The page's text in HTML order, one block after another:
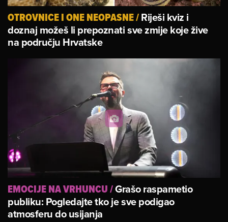
OTROVNICE I ONE NEOPASNE/Riješi kviz i
doznaj možeš li prepoznati sve zmije koje žive
na području Hrvatske
EMOCIJE NA VRHUNCU/Grašo raspametio
publiku: Pogledajte tko je sve podigao
atmosferu do usijanja